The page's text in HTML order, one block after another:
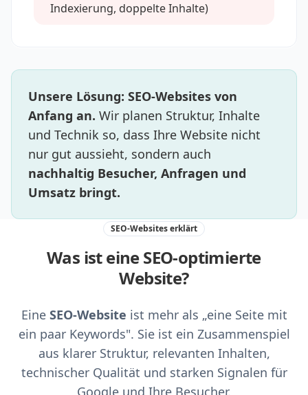
Indexierung, doppelte Inhalte)
Unsere Lösung: SEO-Websites von
Anfang an. Wir planen Struktur, Inhalte
und Technik so, dass Ihre Website nicht
nur gut aussieht, sondern auch
nachhaltig Besucher, Anfragen und
Umsatz bringt.
SEO-Websites erklärt
Was ist eine SEO-optimierte
Website?
Eine SEO-Website ist mehr als „eine Seite mit
ein paar Keywords". Sie ist ein Zusammenspiel
aus klarer Struktur, relevanten Inhalten,
technischer Qualität und starken Signalen für
Google und Ihre Besucher.